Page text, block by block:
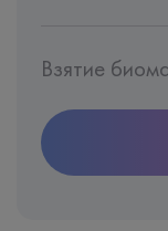
Взятие